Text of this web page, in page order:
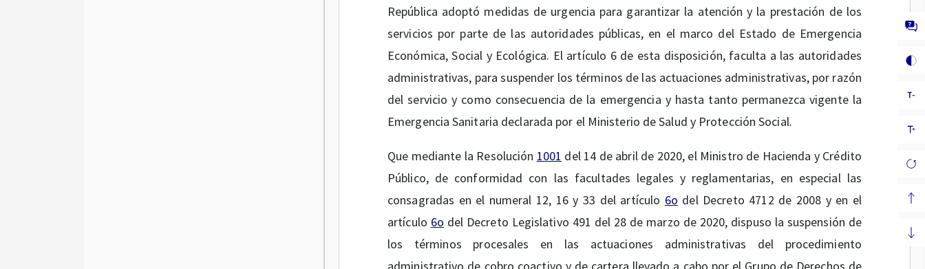
República adoptó medidas de urgencia para garantizar la atención y la prestación de los
servicios por parte de las autoridades públicas, en el marco del Estado de Emergencia
Económica, Social y Ecológica. El artículo 6 de esta disposición, faculta a las autoridades
administrativas, para suspender los términos de las actuaciones administrativas, por razón
del servicio y como consecuencia de la emergencia y hasta tanto permanezca vigente la
Emergencia Sanitaria declarada por el Ministerio de Salud y Protección Social.
Que mediante la Resolución 1001 del 14 de abril de 2020, el Ministro de Hacienda y Crédito
Público, de conformidad con las facultades legales y reglamentarias, en especial las
consagradas en el numeral 12, 16 y 33 del artículo 6o del Decreto 4712 de 2008 y en el
artículo 6o del Decreto Legislativo 491 del 28 de marzo de 2020, dispuso la suspensión de
los términos procesales en las actuaciones administrativas del procedimiento